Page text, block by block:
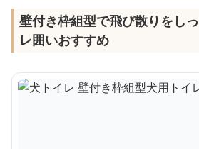
壁付き枠組型で飛び散りをし
レ囲いおすすめ